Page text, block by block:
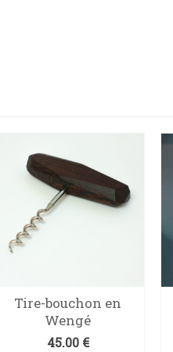
Tire-bouchon en
Wengé
45.00 €